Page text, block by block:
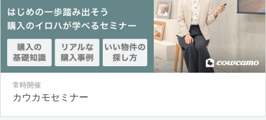
常時開催
カウカモセミナー